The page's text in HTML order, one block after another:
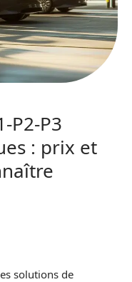
P2-P3
: prix et
solutions de